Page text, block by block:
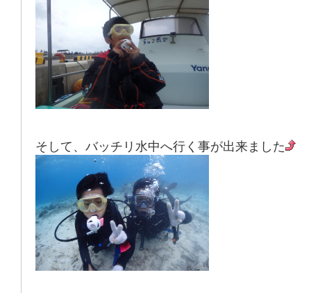
そして、バッチリ水中へ行く事が出来ました